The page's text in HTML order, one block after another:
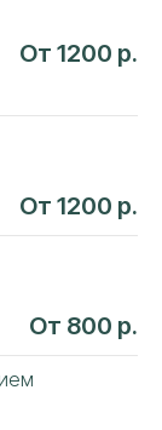
От 1200 р.
От 1200 р.
От 800 р.